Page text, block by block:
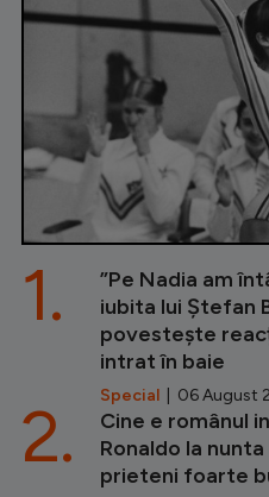
”Pe Nadia am
iubita lui Ștefan
povestește
intrat în baie
Special | 06 August
1.
Cine e românul
Ronaldo la
prieteni foarte
2.